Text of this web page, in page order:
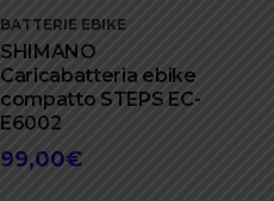
BATTERIE EBIKE
SHIMANO
Caricabatteria ebike
compatto STEPS EC-
E6002
99,00€